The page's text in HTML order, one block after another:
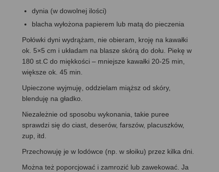
dynia (w dowolnej ilości)
blacha wyłożona papierem lub matą do pieczenia
Połówki dyni wydrążam, nie obieram, kroję na kawałki
ok. 5×5 cm i układam na blasze skórą do dołu. Piekę w
180 st.C do miękkości – mniejsze kawałki 20-25 min,
większe ok. 45 min.
Upieczone wyjmuję, oddzielam miąższ od skóry,
blenduję na gładko.
Niezależnie od sposobu wykonania, takie puree
sprawdzi się do ciast, deserów, farszów, placuszków,
zup, itd.
Przechowuję je w lodówce (np. w słoiku) przez kilka dni.
Można też poporcjować i zamrozić lub zawekować. Ja